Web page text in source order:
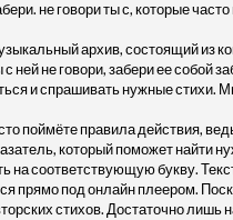
не говори ты с, которые
архив, состоящий из
ней не говори, забери ее собой
и спрашивать нужные
поймёте правила действия,
который поможет найти
на соответствующую букву.
прямо под онлайн плеером.
стихов. Достаточно лишь